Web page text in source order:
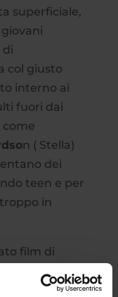
superficiale,
di
col giusto
interno ai
fuori dai
come
n ( Stella)
dei
teen e per
in
film di
, a cui si